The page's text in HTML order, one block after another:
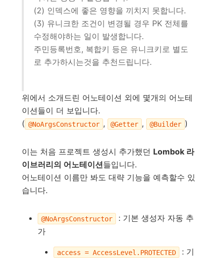
(2) 인덱스에 좋은 영향을 끼치지 못합니다.
(3) 유니크한 조건이 변경될 경우 PK 전체를
수정해야하는 일이 발생합니다.
주민등록번호, 복합키 등은 유니크키로 별도
로 추가하시는것을 추천드립니다.
위에서 소개드린 어노테이션 외에 몇개의 어노테
이션들이 더 보입니다.
( @NoArgsConstructor , @Getter , @Builder )
이는 처음 프로젝트 생성시 추가했던 Lombok 라
이브러리의 어노테이션들입니다.
어노테이션 이름만 봐도 대략 기능을 예측할수 있
습니다.
@NoArgsConstructor
: 기본 생성자 자동 추
가
access = AccessLevel.PROTECTED
: 기